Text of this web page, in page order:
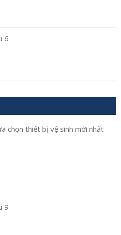
6
chọn thiết bị vệ sinh mới nhất
9